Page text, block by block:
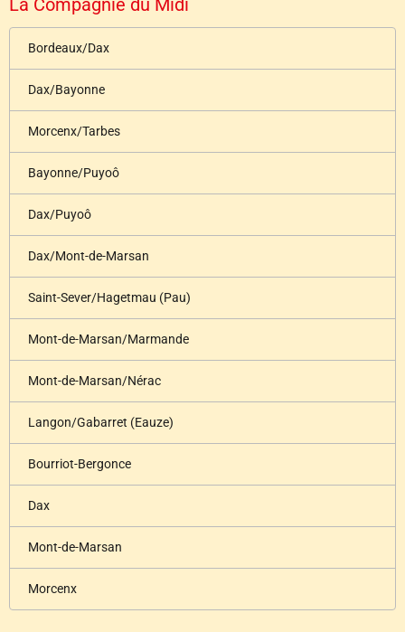
La Compagnie du Midi
Bordeaux/Dax
Dax/Bayonne
Morcenx/Tarbes
Bayonne/Puyoô
Dax/Puyoô
Dax/Mont-de-Marsan
Saint-Sever/Hagetmau (Pau)
Mont-de-Marsan/Marmande
Mont-de-Marsan/Nérac
Langon/Gabarret (Eauze)
Bourriot-Bergonce
Dax
Mont-de-Marsan
Morcenx